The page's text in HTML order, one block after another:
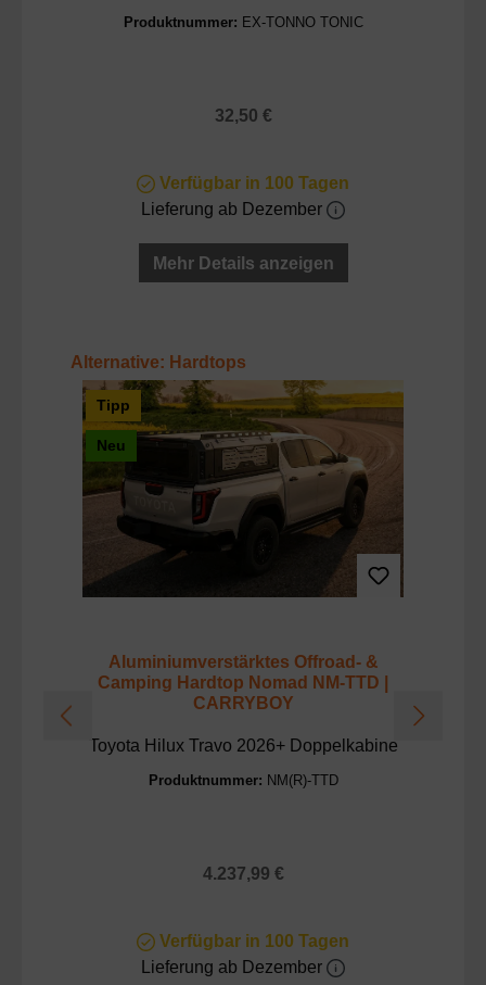
Produktnummer: EX-TONNO TONIC
Regulärer Preis:
32,50 €
Verfügbar in 100 Tagen
Lieferung ab Dezember
Mehr Details anzeigen
Produktgalerie überspringen
Alternative: Hardtops
Tipp
Neu
Aluminiumverstärktes Offroad- &
Camping Hardtop Nomad NM-TTD |
CARRYBOY
Toyota Hilux Travo 2026+ Doppelkabine
Produktnummer: NM(R)-TTD
Regulärer Preis:
4.237,99 €
Verfügbar in 100 Tagen
Lieferung ab Dezember